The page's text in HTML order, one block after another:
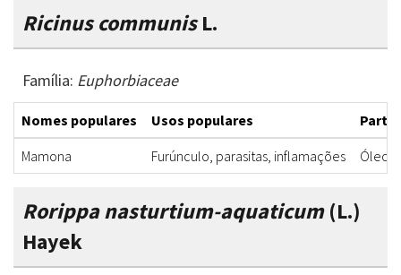
Ricinus communisL.
Família: Euphorbiaceae
Nomes populares Usos populares
Mamona
Furúnculo, parasitas, inflamações Óleo
Rorippa nasturtium-aquaticum(L.)
Hayek